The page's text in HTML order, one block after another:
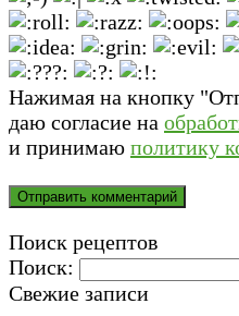
Нажимая на кнопку
даю согласие на
и принимаю политику
Поиск рецептов
Поиск:
Свежие записи